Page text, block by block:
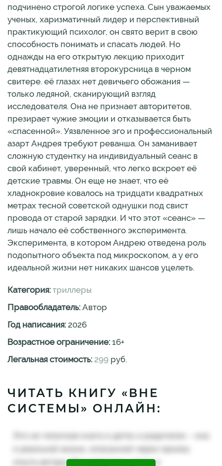
подчинено строгой логике успеха. Сын уважаемых
ученых, харизматичный лидер и перспективный
практикующий психолог, он свято верит в свою
способность понимать и спасать людей. Но
однажды на его открытую лекцию приходит
девятнадцатилетняя второкурсница в черном
свитере. её глазах нет девичьего обожания —
только ледяной, сканирующий взгляд
исследователя. Она не признает авторитетов,
презирает чужие эмоции и отказывается быть
«спасенной». Уязвленное эго и профессиональный
азарт Андрея требуют реванша. Он заманивает
сложную студентку на индивидуальный сеанс в
свой кабинет, уверенный, что легко вскроет её
детские травмы. Он еще не знает, что её
хладнокровие ковалось на тридцати квадратных
метрах тесной советской однушки под свист
провода от старой зарядки. И что этот «сеанс» —
лишь начало её собственного эксперимента.
Эксперимента, в котором Андрею отведена роль
подопытного объекта под микроскопом, а у его
идеальной жизни нет никаких шансов уцелеть.
Категория: триллеры
Правообладатель: Автор
Год написания: 2026
Возрастное ограничение: 16+
Легальная стоимость: 299 руб.
ЧИТАТЬ КНИГУ «ВНЕ
СИСТЕМЫ» ОНЛАЙН: